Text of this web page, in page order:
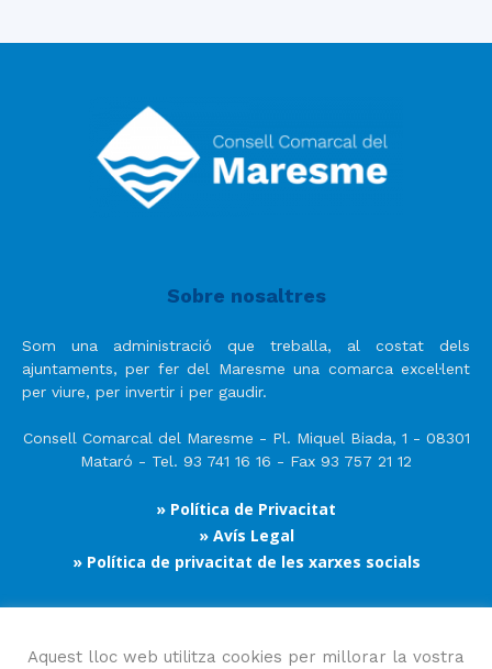
Sobre nosaltres
Som una administració que treballa, al costat dels
ajuntaments, per fer del Maresme una comarca excel·lent
per viure, per invertir i per gaudir.
Consell Comarcal del Maresme - Pl. Miquel Biada, 1 - 08301
Mataró - Tel. 93 741 16 16 - Fax 93 757 21 12
» Política de Privacitat
» Avís Legal
» Política de privacitat de les xarxes socials
Segueix-nos
Aquest lloc web utilitza cookies per millorar la vostra